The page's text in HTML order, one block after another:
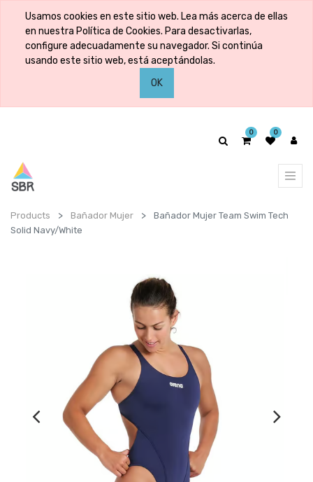
Usamos cookies en este sitio web. Lea más acerca de ellas
en nuestra Política de Cookies. Para desactivarlas,
configure adecuadamente su navegador. Si continúa
usando este sitio web, está aceptándolas.
OK
0 0
Products Bañador Mujer
Bañador Mujer Team Swim Tech
Solid Navy/White